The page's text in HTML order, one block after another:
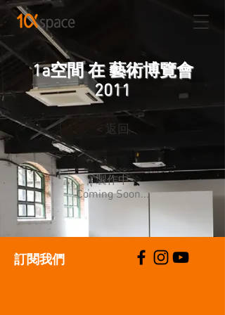
1a空間 在 藝術博覽會
2011
< 返回
製作中
Coming Soon...
​訂閱我們